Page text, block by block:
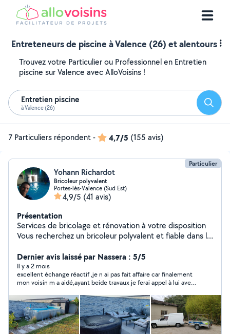
Entreteneurs de piscine à Valence (26) et alentours
Trouvez votre Particulier ou Professionnel en Entretien
piscine sur Valence avec AlloVoisins !
Entretien piscine
à Valence (26)
7 Particuliers répondent- 4,7/5 (155 avis)
Particulier
Yohann Richardot
Bricoleur polyvalent
Portes-lès-Valence (Sud Est)
4,9/5 (41 avis)
Présentation
Services de bricolage et rénovation à votre disposition
Vous recherchez un bricoleur polyvalent et fiable dans la
expérience à votre service : Peinture & décoration
Électricité & plomberie Cuisine & menuiserie Véranda &
aménagement intérieur Domotique & informatique
Montage et configuration d'alarmes Jardinage : taille,
tonte, entretien ️ Outillé, mobile et disponible les week-
ends. Mon PLUS : Je travaille en duo avec ma
compagne nous garantissons une qualité de finition
irréprochable et un nettoyage soigné après chaque
Dernier avis laissé par Nassera : 5/5
Il y a 2 mois
excellent échange réactif ,je n ai pas fait affaire car finalement
mon voisin m a aidé,ayant beide travaux je ferai appel à lui avec